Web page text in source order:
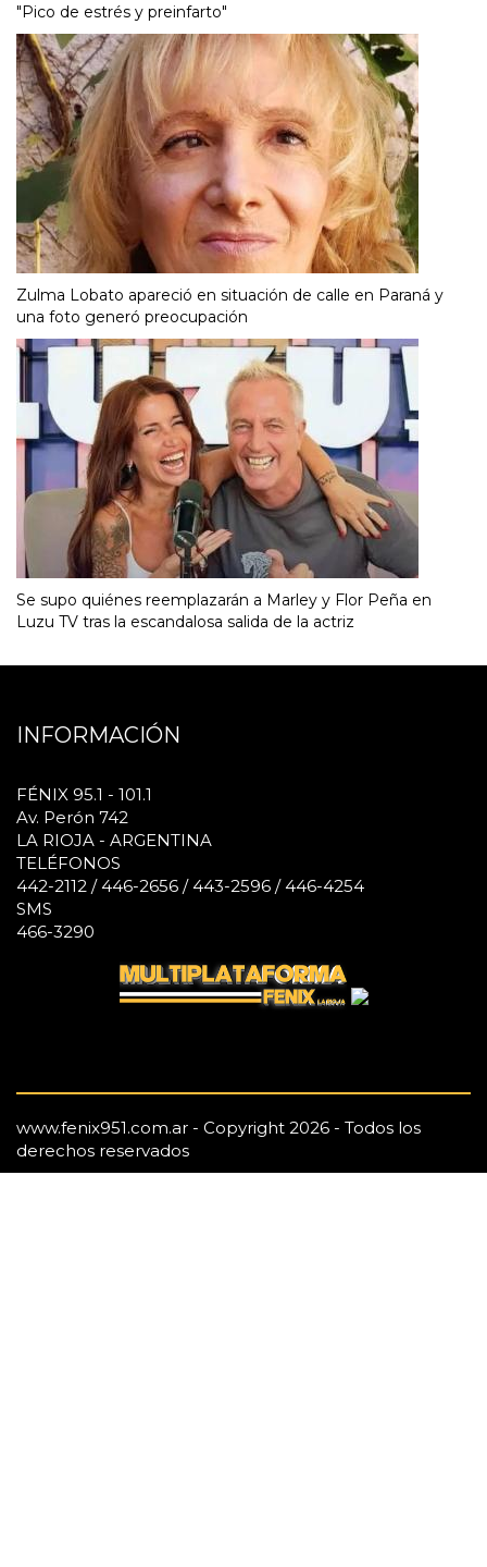
"Pico de estrés y preinfarto"
Zulma Lobato apareció en situación de calle en Paraná y
una foto generó preocupación
Se supo quiénes reemplazarán a Marley y Flor Peña en
Luzu TV tras la escandalosa salida de la actriz
INFORMACIÓN
FÉNIX 95.1 - 101.1
Av. Perón 742
LA RIOJA - ARGENTINA
TELÉFONOS
442-2112 / 446-2656 / 443-2596 / 446-4254
SMS
466-3290
www.fenix951.com.ar - Copyright 2026 - Todos los
derechos reservados